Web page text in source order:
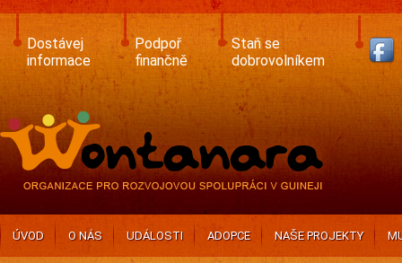
Skip
main
content
Dostávej
informace
Podpoř
finančně
Staň se
dobrovolníkem
ÚVOD O NÁS UDÁLOSTI ADOPCE NAŠE PROJEKTY